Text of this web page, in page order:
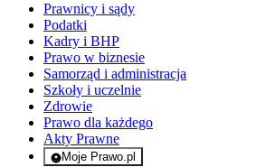
Prawnicy i sądy
Podatki
Kadry i BHP
Prawo w biznesie
Samorząd i administracja
Szkoły i uczelnie
Zdrowie
Prawo dla każdego
Akty Prawne
Moje Prawo.pl